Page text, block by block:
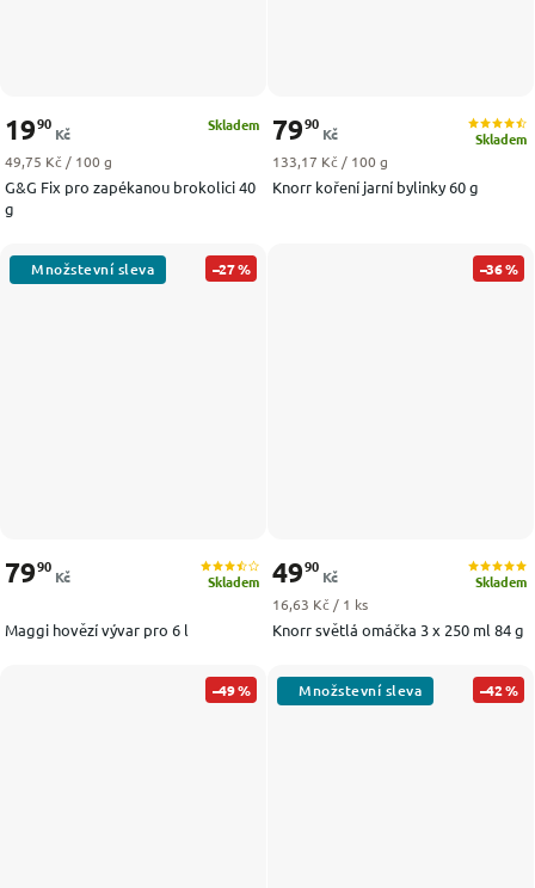
G&G Fix pro zapékanou brokolici 40
g
Skladem
1990
Kč
Měrná cena:
49,75 Kč / 100 g
Knorr koření jarní bylinky 60 g
Skladem
7990
Kč
Měrná cena:
133,17 Kč / 100 g
–27 %
Maggi hovězí vývar pro 6 l
Skladem
7990
Kč
–36 %
Knorr světlá omáčka 3 x 250 ml 84 g
Skladem
4990
Kč
Měrná cena:
16,63 Kč / 1 ks
–49 % –42 %